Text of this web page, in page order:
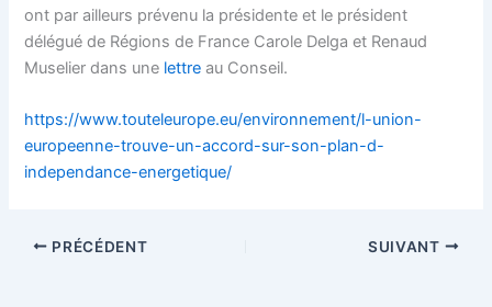
ont par ailleurs prévenu la présidente et le président
délégué de Régions de France Carole Delga et Renaud
Muselier dans une lettre au Conseil.
https://www.touteleurope.eu/environnement/l-union-
europeenne-trouve-un-accord-sur-son-plan-d-
independance-energetique/
PRÉCÉDENT SUIVANT